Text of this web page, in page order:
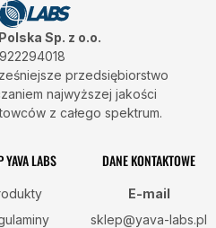
m
Sp. z o.o.
przedsiębiorstwo
najwyższej jakości
z całego spektrum.
YAVA LABS DANE KONTAKTOWE
E-mail
sklep@yava-labs.pl